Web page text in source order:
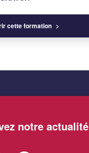
cette formation
notre actualité